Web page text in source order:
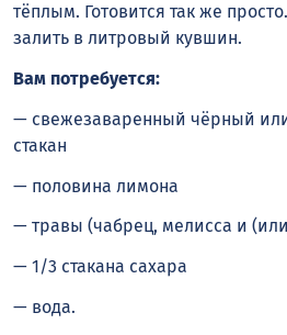
тёплым. Готовится так же
залить в литровый кувшин.
Вам потребуется:
— свежезаваренный чёрный
стакан
— половина лимона
— травы (чабрец, мелисса и
— 1/3 стакана сахара
— вода.